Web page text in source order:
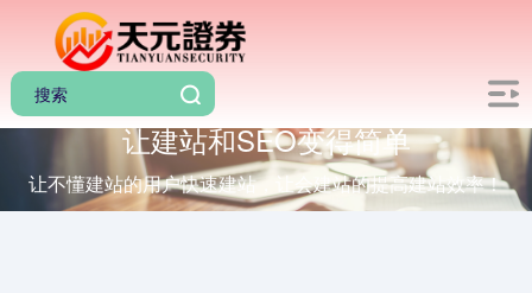
让建站和SEO变得简单
让不懂建站的用户快速建站，让会建站的提高建站效率！